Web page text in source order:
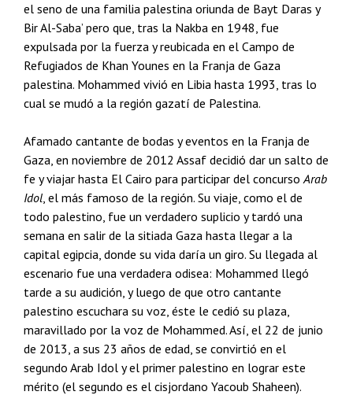
el seno de una familia palestina oriunda de Bayt Daras y
Bir Al-Saba’ pero que, tras la Nakba en 1948, fue
expulsada por la fuerza y reubicada en el Campo de
Refugiados de Khan Younes en la Franja de Gaza
palestina. Mohammed vivió en Libia hasta 1993, tras lo
cual se mudó a la región gazatí de Palestina.
Afamado cantante de bodas y eventos en la Franja de
Gaza, en noviembre de 2012 Assaf decidió dar un salto de
fe y viajar hasta El Cairo para participar del concursoArab
Idol, el más famoso de la región. Su viaje, como el de
todo palestino, fue un verdadero suplicio y tardó una
semana en salir de la sitiada Gaza hasta llegar a la
capital egipcia, donde su vida daría un giro. Su llegada al
escenario fue una verdadera odisea: Mohammed llegó
tarde a su audición, y luego de que otro cantante
palestino escuchara su voz, éste le cedió su plaza,
maravillado por la voz de Mohammed. Así, el 22 de junio
de 2013, a sus 23 años de edad, se convirtió en el
segundo Arab Idol y el primer palestino en lograr este
mérito (el segundo es el cisjordano Yacoub Shaheen).